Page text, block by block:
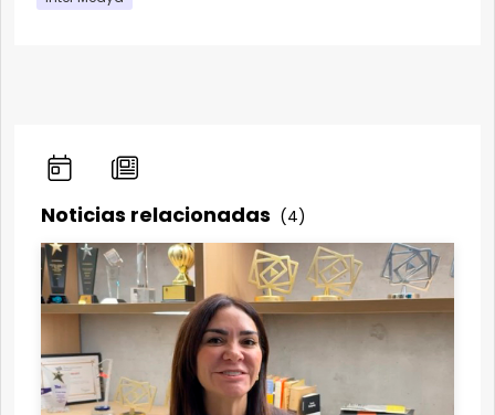
Noticias relacionadas (4)